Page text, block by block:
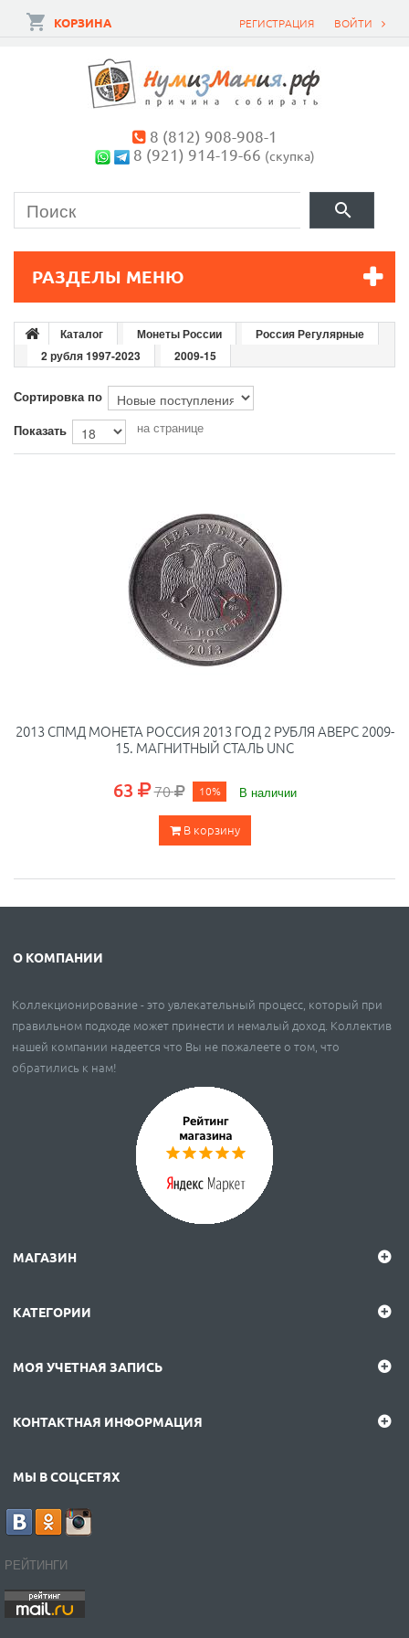
ВОЙТИ
РЕГИСТРАЦИЯ
КОРЗИНА
8 (812) 908-908-1
8 (921) 914-19-66 (скупка)
РАЗДЕЛЫ МЕНЮ
Каталог Монеты России
Россия Регулярные
2 рубля 1997-2023
2009-15
Сортировка по
Показать
на странице
2013 СПМД МОНЕТА РОССИЯ 2013 ГОД 2 РУБЛЯ АВЕРС 2009-
15. МАГНИТНЫЙ СТАЛЬ UNC
63 70 10% В наличии
В корзину
О КОМПАНИИ
Коллекционирование - это увлекательный процесс, который при
правильном подходе может принести и немалый доход. Коллектив
нашей компании надеется что Вы не пожалеете о том, что
обратились к нам!
МАГАЗИН
КАТЕГОРИИ
МОЯ УЧЕТНАЯ ЗАПИСЬ
КОНТАКТНАЯ ИНФОРМАЦИЯ
МЫ В СОЦСЕТЯХ
РЕЙТИНГИ